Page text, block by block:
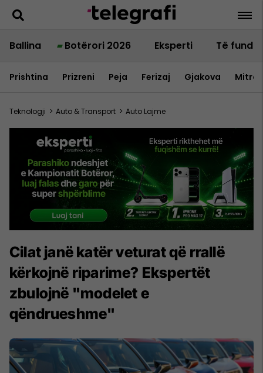
Ballina Botërori 2026 Eksperti Të fundit
Prishtina Prizreni Peja Ferizaj Gjakova
Teknologji > Auto & Transport > Auto Lajme
Cilat janë katër veturat që rrallë
kërkojnë riparime? Ekspertët
zbulojnë "modelet e
qëndrueshme"